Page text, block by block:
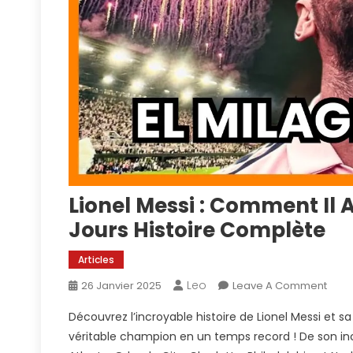
Lionel Messi : Comment Il
Jours Histoire Complète
Articles
26 Janvier 2025 Leo Leave A CommentOn
Messi
:
Découvrez l’incroyable histoire de Lionel Messi et
véritable champion en un temps record ! De son